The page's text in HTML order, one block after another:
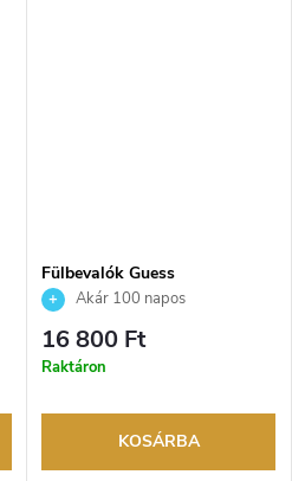
Fülbevalók Guess
JUBE04608JWRHT
Akár 100 napos
visszaküldési lehetőség. Hivatalos
márkakereskedő.
16 800 Ft
Raktáron
KOSÁRBA